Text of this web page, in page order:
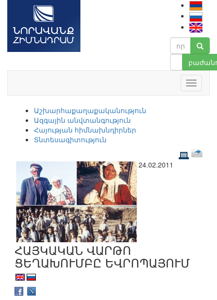
Աշխարհաքաղաքականություն
Ազգային անվտանգություն
Հայության հիմնախնդիրներ
Տնտեսագիտություն
24.02.2011
ՀԱՅԿԱԿԱՆ ՎԱՐԹՈ
ՑԵՂԱԽՈՒՄԲԸ ԵՎՐՈՊԱՅՈՒՄ